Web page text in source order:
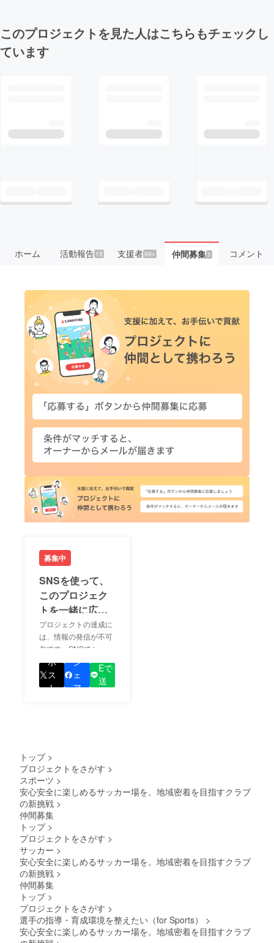
このプロジェクトを見た人はこちらもチェックし
ています
ホーム 活動報告15 支援者99+ 仲間募集 1 コメント
募集中
SNSを使って、
このプロジェク
トを一緒に広め
ましょう！
プロジェクトの達成に
は、情報の発信が不可
欠です。SNSでシェア
をして、あなたが応援
しているプロジェクト
の良さを知ってもらい
ポ
ス
ト
シ
ェ
ア
Eで
送
トップ >
プロジェクトをさがす >
スポーツ >
安心安全に楽しめるサッカー場を。地域密着を目指すクラブ
の新挑戦 >
仲間募集
トップ >
プロジェクトをさがす >
サッカー >
安心安全に楽しめるサッカー場を。地域密着を目指すクラブ
の新挑戦 >
仲間募集
トップ >
プロジェクトをさがす >
選手の指導・育成環境を整えたい（for Sports）
>
安心安全に楽しめるサッカー場を。地域密着を目指すクラブ